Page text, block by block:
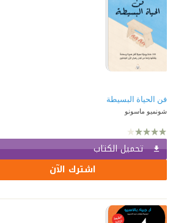
فن الحياة البسيطة
شونميو ماسونو
تحميل الكتاب
اشترك الآن